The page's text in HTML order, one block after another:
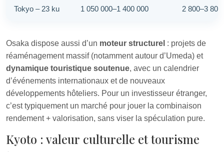
Tokyo – 23 ku 1 050 000–1 400 000 2 800–3 800
Osaka dispose aussi d’un moteur structurel : projets de
réaménagement massif (notamment autour d’Umeda) et
dynamique touristique soutenue, avec un calendrier
d’événements internationaux et de nouveaux
développements hôteliers. Pour un investisseur étranger,
c’est typiquement un marché pour jouer la combinaison
rendement + valorisation, sans viser la spéculation pure.
Kyoto : valeur culturelle et tourisme